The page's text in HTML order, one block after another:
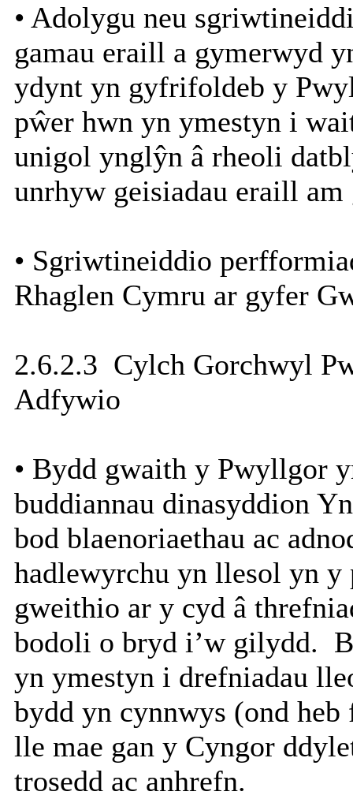
• Adolygu neu
gamau eraill a gymerwyd
ydynt yn gyfrifoldeb y
pŵer hwn yn ymestyn i
unigol ynglŷn â rheoli
unrhyw geisiadau eraill am
• Sgriwtineiddio
Rhaglen Cymru ar gyfer
2.6.2.3 Cylch Gorchwyl
Adfywio
• Bydd gwaith y Pwyllgor
buddiannau dinasyddion
bod blaenoriaethau ac
hadlewyrchu yn llesol yn
gweithio ar y cyd â
bodoli o bryd i’w gilydd.
yn ymestyn i drefniadau
bydd yn cynnwys (ond
lle mae gan y Cyngor
trosedd ac anhrefn.